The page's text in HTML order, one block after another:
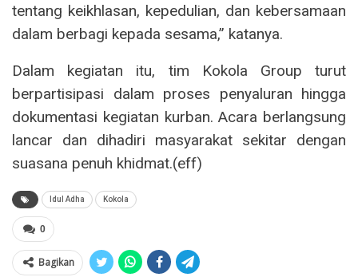
tentang keikhlasan, kepedulian, dan kebersamaan
dalam berbagi kepada sesama,” katanya.
Dalam kegiatan itu, tim Kokola Group turut
berpartisipasi dalam proses penyaluran hingga
dokumentasi kegiatan kurban. Acara berlangsung
lancar dan dihadiri masyarakat sekitar dengan
suasana penuh khidmat.(eff)
Idul Adha Kokola
0
Bagikan